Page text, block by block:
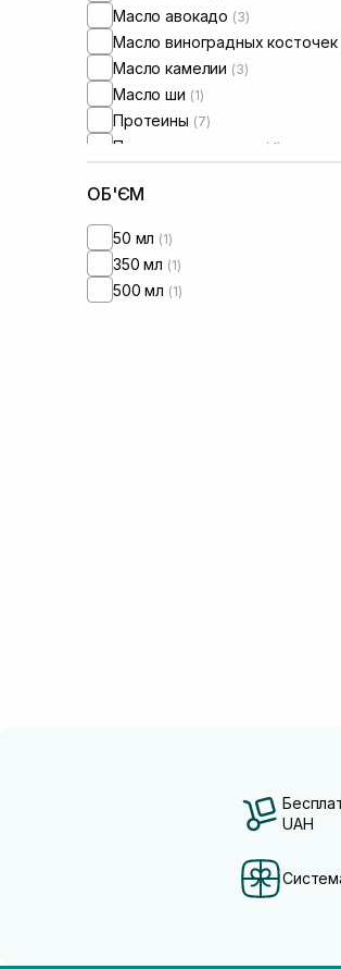
Масло авокадо (3)
Масло виноградных косточек
Масло камелии (3)
Масло ши (1)
Протеины (7)
Протеины пшеницы (4)
ОБ'ЄМ
50 мл (1)
350 мл (1)
500 мл (1)
UAH